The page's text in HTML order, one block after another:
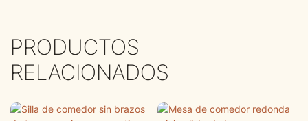
PRODUCTOS
RELACIONADOS